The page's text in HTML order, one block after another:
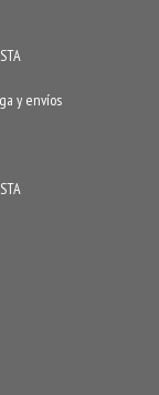
y envíos